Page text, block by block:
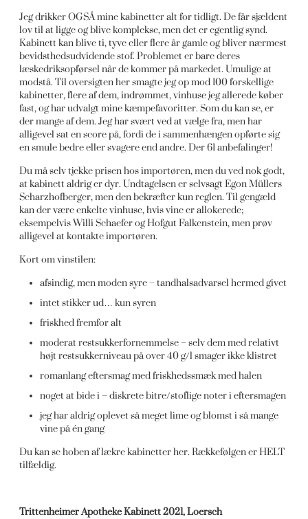
Jeg drikker OGSÅ mine kabinetter alt for tidligt. De får sjældent
lov til at ligge og blive komplekse, men det er egentlig synd.
Kabinett kan blive ti, tyve eller flere år gamle og bliver nærmest
bevidsthedsudvidende stof. Problemet er bare deres
læskedriksopførsel når de kommer på markedet. Umulige at
modstå. Til oversigten her smagte jeg op mod 100 forskellige
kabinetter, flere af dem, indrømmet, vinhuse jeg allerede køber
fast, og har udvalgt mine kæmpefavoritter. Som du kan se, er
der mange af dem. Jeg har svært ved at vælge fra, men har
alligevel sat en score på, fordi de i sammenhængen opførte sig
en smule bedre eller svagere end andre. Der 61 anbefalinger!
Du må selv tjekke prisen hos importøren, men du ved nok godt,
at kabinett aldrig er dyr. Undtagelsen er selvsagt Egon Müllers
Scharzhofberger, men den bekræfter kun reglen. Til gengæld
kan der være enkelte vinhuse, hvis vine er allokerede;
eksempelvis Willi Schaefer og Hofgut Falkenstein, men prøv
alligevel at kontakte importøren.
Kort om vinstilen:
afsindig, men moden syre – tandhalsadvarsel hermed givet
intet stikker ud… kun syren
friskhed fremfor alt
moderat restsukkerfornemmelse – selv dem med relativt
højt restsukkerniveau på over 40 g/l smager ikke klistret
romanlang eftersmag med friskhedssmæk med halen
noget at bide i – diskrete bitre/stoflige noter i eftersmagen
jeg har aldrig oplevet så meget lime og blomst i så mange
vine på én gang
Du kan se hoben af lækre kabinetter her. Rækkefølgen er HELT
tilfældig.
Trittenheimer Apotheke Kabinett 2021, Loersch